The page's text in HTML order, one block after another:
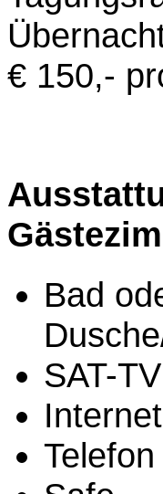
€ 150,-
Bad
SAT-TV
Telefon